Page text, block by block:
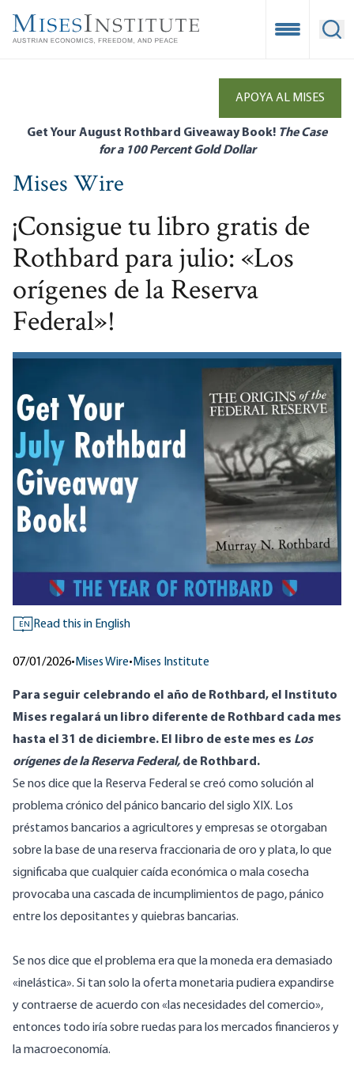
main
Open
APOYA AL MISES
Get Your August Rothbard Giveaway Book! The Case
for a 100 Percent Gold Dollar
Mises Wire
¡Consigue tu libro gratis de
Rothbard para julio: «Los
orígenes de la Reserva
Federal»!
EN Read this in English
07/01/2026• Mises Wire• Mises Institute
Para seguir celebrando el año de Rothbard, el Instituto
Mises regalará un libro diferente de Rothbard cada mes
hasta el 31 de diciembre. El libro de este mes es Los
orígenes de la Reserva Federal, de Rothbard.
Se nos dice que la Reserva Federal se creó como solución al
problema crónico del pánico bancario del siglo XIX. Los
préstamos bancarios a agricultores y empresas se otorgaban
sobre la base de una reserva fraccionaria de oro y plata, lo que
significaba que cualquier caída económica o mala cosecha
provocaba una cascada de incumplimientos de pago, pánico
entre los depositantes y quiebras bancarias.
Se nos dice que el problema era que la moneda era demasiado
«inelástica». Si tan solo la oferta monetaria pudiera expandirse
y contraerse de acuerdo con «las necesidades del comercio»,
entonces todo iría sobre ruedas para los mercados financieros y
la macroeconomía.